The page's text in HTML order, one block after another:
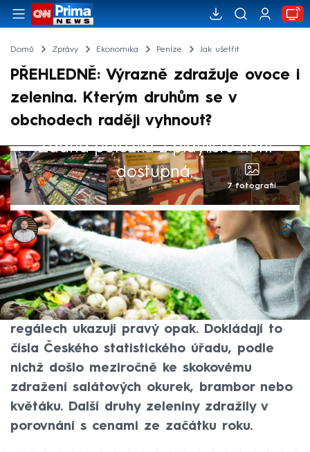
Domů Zprávy Ekonomika Peníze Jak ušetřit
PŘEHLEDNĚ: Výrazně zdražuje ovoce i
zelenina. Kterým druhům se v
obchodech raději vyhnout?
Žádná položka z playlistu není
dostupná.
7 fotografií
Ladislav Šustr
10. čvc 2024, 07:46
Ceny ovoce a zeleniny jsou většinou v
letních měsících nízké a pro zákazníky
snadno dostupné. Letos ale cenovky v
regálech ukazují pravý opak. Dokládají to
čísla Českého statistického úřadu, podle
nichž došlo meziročně ke skokovému
zdražení salátových okurek, brambor nebo
květáku. Další druhy zeleniny zdražily v
porovnání s cenami ze začátku roku.